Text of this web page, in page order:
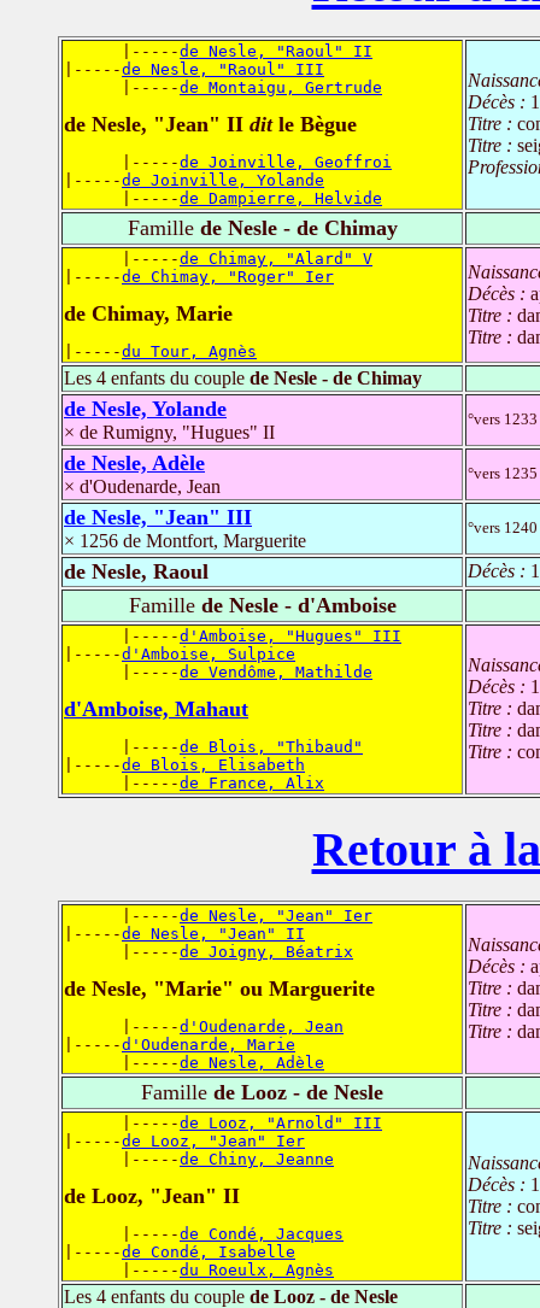
      |-----
de Nesle, "Raoul" II
|-----de Nesle, "Raoul" III
      |-----
de Montaigu, Gertrude
de Nesle, "Jean" II ditle Bègue
      |-----
de Joinville, Geoffroi
|-----de Joinville, Yolande
      |-----
de Dampierre, Helvide
Décès :
Titre :
Titre :
Famillede Nesle - de Chimay
      |-----
de Chimay, "Alard" V
|-----de Chimay, "Roger" Ier
de Chimay, Marie
|-----du Tour, Agnès
Décès :
Titre :
Titre :
Les 4 enfants du couple de Nesle - de Chimay
de Nesle, Yolande
× de Rumigny, "Hugues" II
°vers
de Nesle, Adèle
× d'Oudenarde, Jean
°vers
de Nesle, "Jean" III
× 1256 de Montfort, Marguerite
°vers
de Nesle, Raoul Décès :
Famillede Nesle - d'Amboise
      |-----
d'Amboise, "Hugues" III
|-----d'Amboise, Sulpice
      |-----
de Vendôme, Mathilde
d'Amboise, Mahaut
      |-----
de Blois, "Thibaud"
|-----de Blois, Elisabeth
      |-----
de France, Alix
Décès :
Titre :
Titre :
Titre :
Retour à
      |-----
de Nesle, "Jean" Ier
|-----de Nesle, "Jean" II
      |-----
de Joigny, Béatrix
de Nesle, "Marie" ou Marguerite
      |-----
d'Oudenarde, Jean
|-----d'Oudenarde, Marie
      |-----
de Nesle, Adèle
Décès :
Titre :
Titre :
Titre :
Famille de Looz - de Nesle
      |-----
de Looz, "Arnold" III
|-----de Looz, "Jean" Ier
      |-----
de Chiny, Jeanne
de Looz, "Jean" II
      |-----
de Condé, Jacques
|-----de Condé, Isabelle
      |-----
du Roeulx, Agnès
Décès :
Titre :
Titre :
Les 4 enfants du couple de Looz - de Nesle